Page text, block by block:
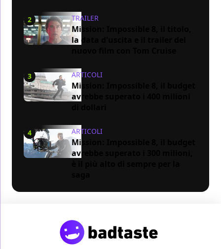
2 TRAILER
Mission: Impossible 8, il titolo,
la data d'uscita e il trailer del
3 ARTICOLI
Mission: Impossible 8, il budget
avrebbe superato i 400 milioni
4 ARTICOLI
Mission: Impossible 8, il budget
avrebbe superato i 300 milioni,